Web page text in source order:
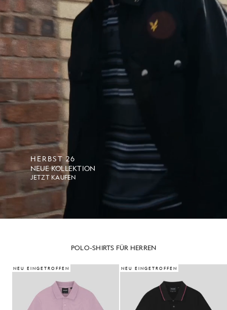
HERBST 26
NEUE KOLLEKTION
JETZT KAUFEN
POLO-SHIRTS FÜR HERREN
NEU EINGETROFFEN NEU EINGETROFFEN